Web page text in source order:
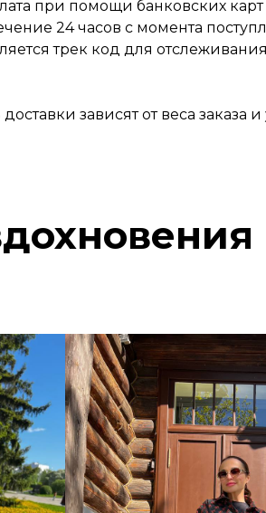
при помощи банковских
24 часов с момента
трек код для
зависят от веса заказа